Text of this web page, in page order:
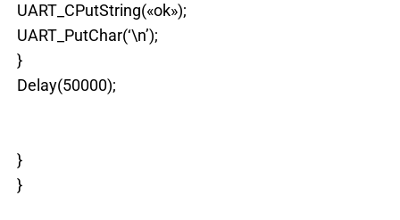
UART_CPutString(«ok»);
UART_PutChar(‘\n’);
}
Delay(50000);
}
}